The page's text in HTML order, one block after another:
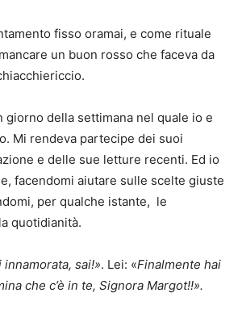
fisso oramai, e come rituale
un buon rosso che faceva da
giorno della settimana nel quale io e
Mi rendeva partecipe dei suoi
e delle sue letture recenti. Ed io
facendomi aiutare sulle scelte giuste
per qualche istante, le
quotidianità.
sai!». Lei: «Finalmente hai
che c’è in te, Signora Margot!!».